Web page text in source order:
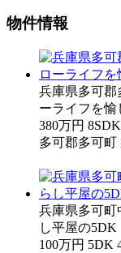
物件情報
兵庫県多可郡
ーライフを
380万円 8SDK
多可郡多可町
兵庫県多可町
し平屋の5DK
100万円 5DK